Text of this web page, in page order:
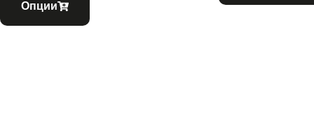
Опции